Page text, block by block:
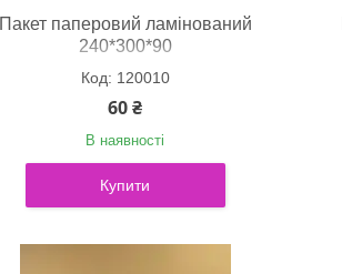
Пакет паперовий ламінований
240*300*90
120010
60 ₴
В наявності
Купити